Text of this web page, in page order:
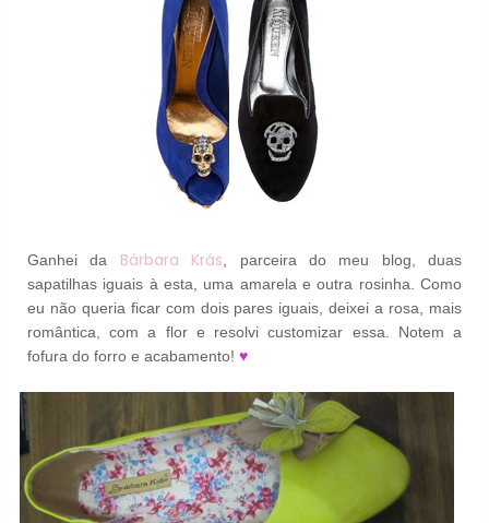
Ganhei da Bárbara Krás , parceira do meu blog, duas
sapatilhas iguais à esta, uma amarela e outra rosinha. Como
eu não queria ficar com dois pares iguais, deixei a rosa, mais
romântica, com a flor e resolvi customizar essa. Notem a
fofura do forro e acabamento! ♥